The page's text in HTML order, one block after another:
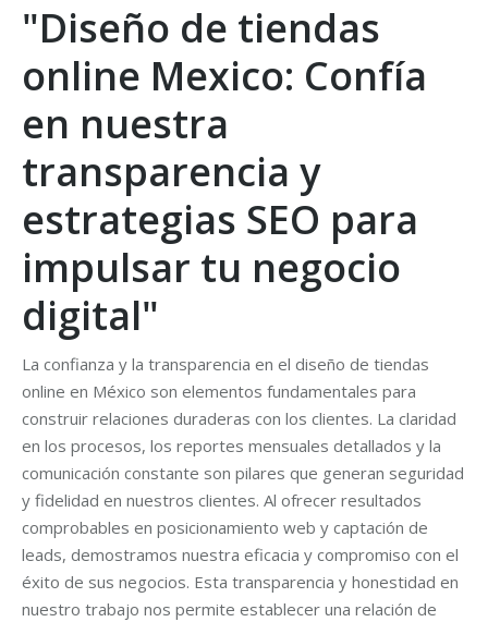
"Diseño de tiendas
online Mexico: Confía
en nuestra
transparencia y
estrategias SEO para
impulsar tu negocio
digital"
La confianza y la transparencia en el diseño de tiendas
online en México son elementos fundamentales para
construir relaciones duraderas con los clientes. La claridad
en los procesos, los reportes mensuales detallados y la
comunicación constante son pilares que generan seguridad
y fidelidad en nuestros clientes. Al ofrecer resultados
comprobables en posicionamiento web y captación de
leads, demostramos nuestra eficacia y compromiso con el
éxito de sus negocios. Esta transparencia y honestidad en
nuestro trabajo nos permite establecer una relación de